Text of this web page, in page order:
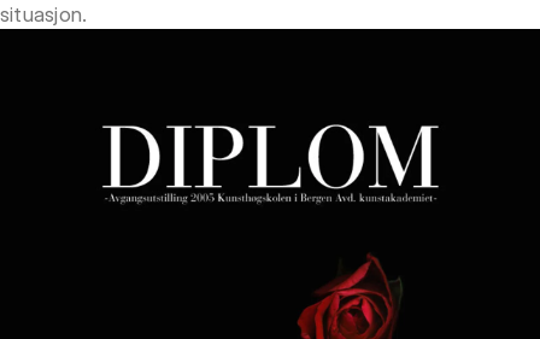
situasjon.